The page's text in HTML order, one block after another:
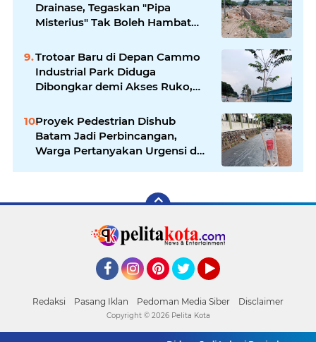
Drainase, Tegaskan "Pipa
Misterius" Tak Boleh Hambat
Trotoar Baru di Depan Cammo
Industrial Park Diduga
Dibongkar demi Akses Ruko,
Proyek Pedestrian Dishub
Batam Jadi Perbincangan,
Warga Pertanyakan Urgensi dan
Redaksi Pasang Iklan Pedoman Media Siber Disclaimer
Copyright © 2026 Pelita Kota